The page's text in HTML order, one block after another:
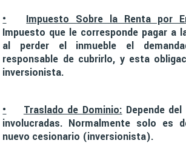
• Impuesto Sobre la Renta por
Impuesto que le corresponde pagar a
al perder el inmueble el
responsable de cubrirlo, y esta
inversionista.
• Traslado de Dominio: Depende
involucradas. Normalmente solo es
nuevo cesionario (inversionista).